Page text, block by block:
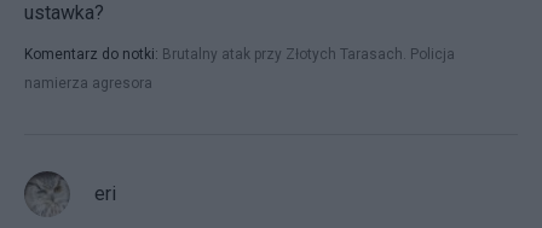
ustawka?
Komentarz do notki: Brutalny atak przy Złotych Tarasach. Policja
namierza agresora
eri